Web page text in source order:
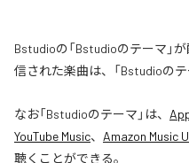
Bstudioの「Bstudioのテーマ」
信された楽曲は、「Bstudioのテ
なお「Bstudioのテーマ 」は、
YouTube Music、 Amazon Music
聴くことができる。